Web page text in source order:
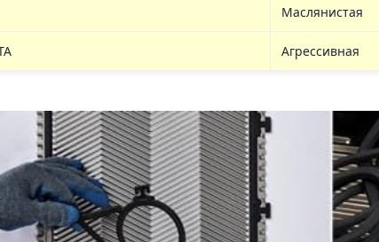
Маслянистая
Агрессивная